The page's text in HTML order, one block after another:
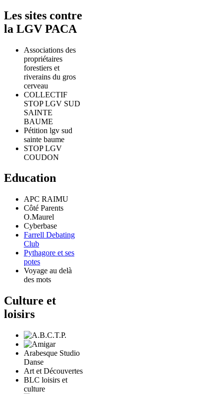
Les sites contre
la LGV PACA
Associations des
propriétaires
forestiers et
riverains du gros
cerveau
COLLECTIF
STOP LGV SUD
SAINTE
BAUME
Pétition lgv sud
sainte baume
STOP LGV
COUDON
Education
APC RAIMU
Côté Parents
O.Maurel
Cyberbase
Farrell Debating
Club
Pythagore et ses
potes
Voyage au delà
des mots
Culture et
loisirs
Arabesque Studio
Danse
Art et Découvertes
BLC loisirs et
culture